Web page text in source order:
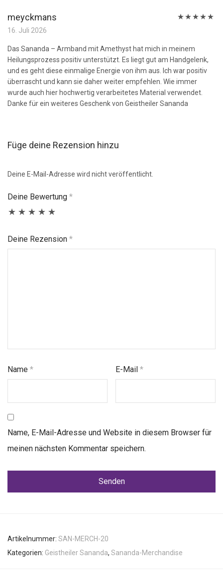
meyckmans
16. Juli 2026
Das Sananda – Armband mit Amethyst hat mich in meinem
Heilungsprozess positiv unterstützt. Es liegt gut am Handgelenk,
und es geht diese einmalige Energie von ihm aus. Ich war positiv
überrascht und kann sie daher weiter empfehlen. Wie immer
wurde auch hier hochwertig verarbeitetes Material verwendet.
Danke für ein weiteres Geschenk von Geistheiler Sananda
Füge deine Rezension hinzu
Deine E-Mail-Adresse wird nicht veröffentlicht.
Deine Bewertung *
Deine Rezension *
Name * E-Mail*
Name, E-Mail-Adresse und Website in diesem Browser für
meinen nächsten Kommentar speichern.
Artikelnummer: SAN-MERCH-20
Kategorien: Geistheiler Sananda, Sananda-Merchandise